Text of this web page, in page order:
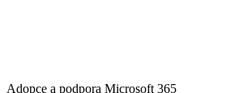
Adopce a podpora Microsoft 365